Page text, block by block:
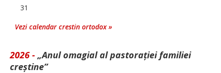
31
Vezi calendar crestin ortodox »
2026 - „Anul omagial al pastorației familiei
creștine”